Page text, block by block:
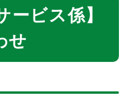
ービス係】
せ